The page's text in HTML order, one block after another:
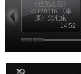
《丝路发现》
20120316 《阜
康》第七集
14:52